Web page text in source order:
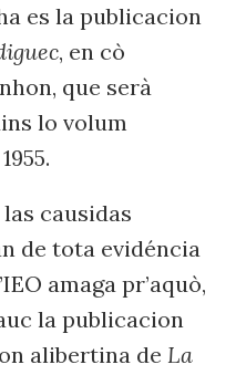
es la publicacion
, en cò
que serà
lo volum
causidas
de tota evidéncia
amaga pr’aquò,
la publicacion
alibertina de La